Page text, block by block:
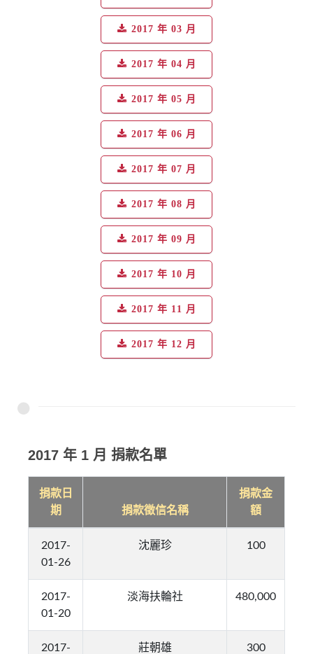
2017 年 03 月
2017 年 04 月
2017 年 05 月
2017 年 06 月
2017 年 07 月
2017 年 08 月
2017 年 09 月
2017 年 10 月
2017 年 11 月
2017 年 12 月
2017 年 1 月 捐款名單
捐款日
期
捐款徵信名稱
捐款金
額
2017-
01-26
沈麗珍 100
2017-
01-20
淡海扶輪社 480,000
2017-
莊朝雄 300